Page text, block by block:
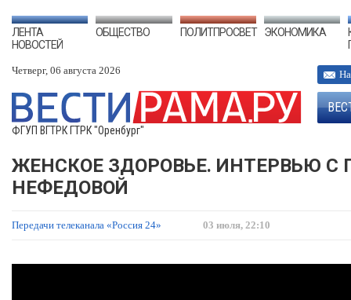
ЛЕНТА
НОВОСТЕЙ
ОБЩЕСТВО ПОЛИТПРОСВЕТ ЭКОНОМИКА
Четверг, 06 августа 2026
ФГУП ВГТРК ГТРК "Оренбург"
ЖЕНСКОЕ ЗДОРОВЬЕ. ИНТЕРВЬЮ С
НЕФЕДОВОЙ
Передачи телеканала «Россия 24» 03 июля, 22:10